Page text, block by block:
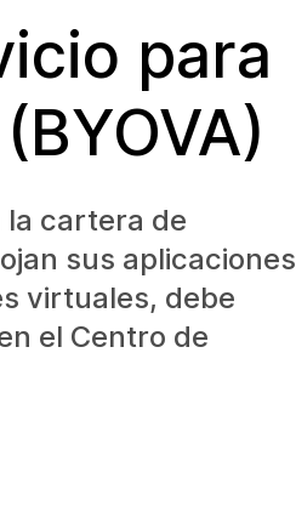
para
la cartera de
sus aplicaciones
virtuales, debe
el Centro de